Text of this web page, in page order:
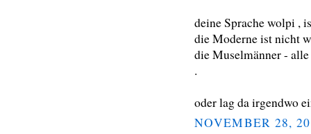
deine Sprache wolpi ,
die Moderne ist nicht
die Muselmänner -
.
oder lag da irgendwo
NOVEMBER 28,